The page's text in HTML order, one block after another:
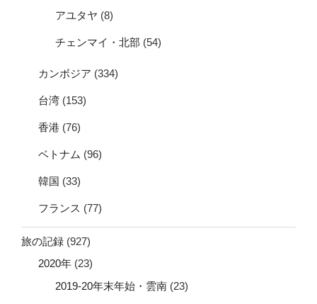
アユタヤ (8)
チェンマイ・北部 (54)
カンボジア (334)
台湾 (153)
香港 (76)
ベトナム (96)
韓国 (33)
フランス (77)
旅の記録 (927)
2020年 (23)
2019-20年末年始・雲南 (23)